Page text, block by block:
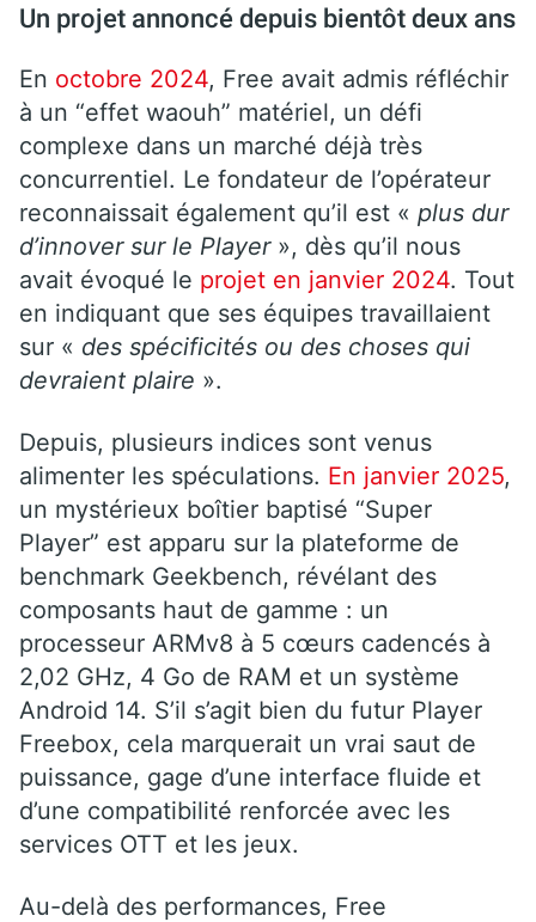
Un projet annoncé depuis bientôt deux ans
En octobre 2024, Free avait admis réfléchir
à un “effet waouh” matériel, un défi
complexe dans un marché déjà très
concurrentiel. Le fondateur de l’opérateur
reconnaissait également qu’il est « plus dur
d’innover sur le Player», dès qu’il nous
avait évoqué le projet en janvier 2024. Tout
en indiquant que ses équipes travaillaient
sur « des spécificités ou des choses qui
devraient plaire ».
Depuis, plusieurs indices sont venus
alimenter les spéculations. En janvier 2025,
un mystérieux boîtier baptisé “Super
Player” est apparu sur la plateforme de
benchmark Geekbench, révélant des
composants haut de gamme : un
processeur ARMv8 à 5 cœurs cadencés à
2,02 GHz, 4 Go de RAM et un système
Android 14. S’il s’agit bien du futur Player
Freebox, cela marquerait un vrai saut de
puissance, gage d’une interface fluide et
d’une compatibilité renforcée avec les
services OTT et les jeux.
Au-delà des performances, Free